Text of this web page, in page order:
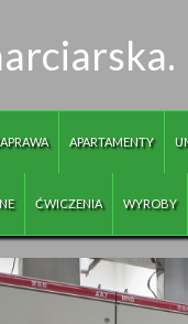
APARTAMENTY
ĆWICZENIA WYROBY